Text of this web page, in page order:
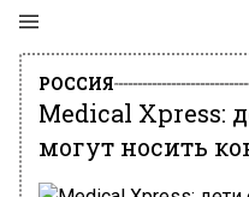
РОССИЯ
Medical Xpress:
могут носить